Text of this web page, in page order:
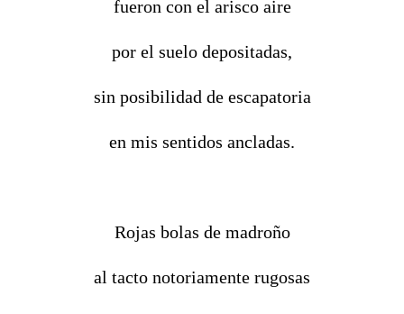
fueron con el arisco aire
por el suelo depositadas,
sin posibilidad de escapatoria
en mis sentidos ancladas.
Rojas bolas de madroño
al tacto notoriamente rugosas